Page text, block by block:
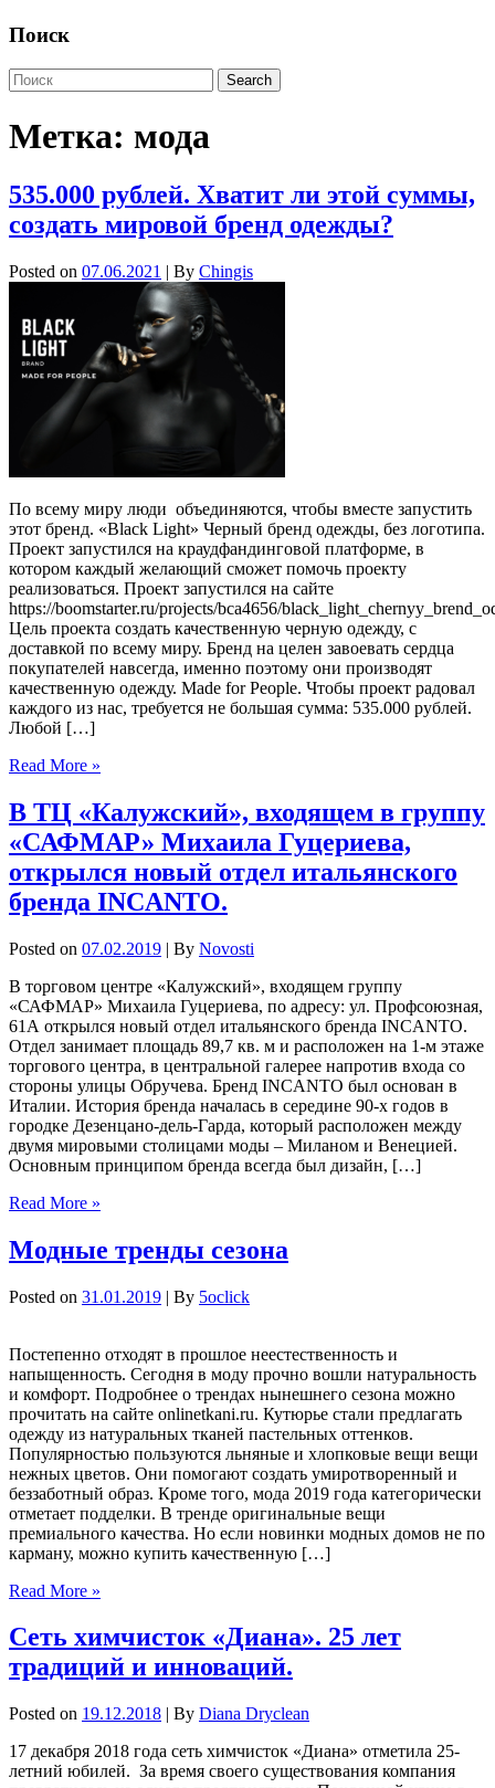
Поиск
Метка: мода
535.000 рублей. Хватит ли этой суммы,
создать мировой бренд одежды?
Posted on 07.06.2021 | By Chingis
По всему миру люди объединяются, чтобы вместе запустить
этот бренд. «Black Light» Черный бренд одежды, без логотипа.
Проект запустился на краудфандинговой платформе, в
котором каждый желающий сможет помочь проекту
реализоваться. Проект запустился на сайте
https://boomstarter.ru/projects/bca4656/
Цель проекта создать качественную черную одежду, с
доставкой по всему миру. Бренд на целен завоевать сердца
покупателей навсегда, именно поэтому они производят
качественную одежду. Made for People. Чтобы проект радовал
каждого из нас, требуется не большая сумма: 535.000 рублей.
Любой […]
Read More »
В ТЦ «Калужский», входящем в группу
«САФМАР» Михаила Гуцериева,
открылся новый отдел итальянского
бренда INCANTO.
Posted on 07.02.2019 | By Novosti
В торговом центре «Калужский», входящем группу
«САФМАР» Михаила Гуцериева, по адресу: ул. Профсоюзная,
61А открылся новый отдел итальянского бренда INCANTO.
Отдел занимает площадь 89,7 кв. м и расположен на 1-м этаже
торгового центра, в центральной галерее напротив входа со
стороны улицы Обручева. Бренд INCANTO был основан в
Италии. История бренда началась в середине 90-х годов в
городке Дезенцано-дель-Гарда, который расположен между
двумя мировыми столицами моды – Миланом и Венецией.
Основным принципом бренда всегда был дизайн, […]
Read More »
Модные тренды сезона
Posted on 31.01.2019 | By 5oclick
Постепенно отходят в прошлое неестественность и
напыщенность. Сегодня в моду прочно вошли натуральность
и комфорт. Подробнее о трендах нынешнего сезона можно
прочитать на сайте onlinetkani.ru. Кутюрье стали предлагать
одежду из натуральных тканей пастельных оттенков.
Популярностью пользуются льняные и хлопковые вещи вещи
нежных цветов. Они помогают создать умиротворенный и
беззаботный образ. Кроме того, мода 2019 года категорически
отметает подделки. В тренде оригинальные вещи
премиального качества. Но если новинки модных домов не по
карману, можно купить качественную […]
Read More »
Сеть химчисток «Диана». 25 лет
традиций и инноваций.
Posted on 19.12.2018 | By Diana Dryclean
17 декабря 2018 года сеть химчисток «Диана» отметила 25-
летний юбилей. За время своего существования компания